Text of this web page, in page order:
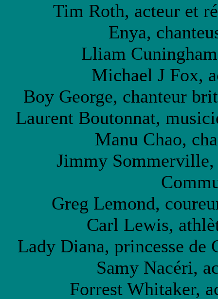
Tim Roth, acteur et
Enya,
Lliam
Michael J Fox,
Boy George, chanteur
Laurent Boutonnat,
Manu Chao,
Jimmy Sommerville,
Greg Lemond,
Carl Lewis,
Lady Diana, princesse
Samy Nacéri,
Forrest Whitaker,